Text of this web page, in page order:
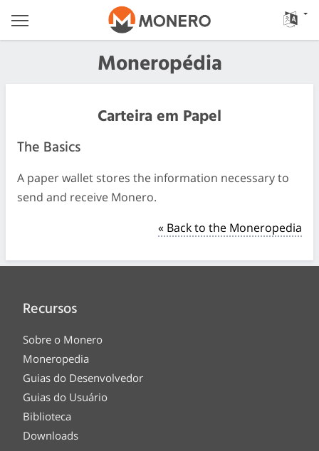
Moneropédia
Carteira em Papel
The Basics
A paper wallet stores the information necessary to
send and receive Monero.
« Back to the Moneropedia
Recursos
Sobre o Monero
Moneropedia
Guias do Desenvolvedor
Guias do Usuário
Biblioteca
Downloads